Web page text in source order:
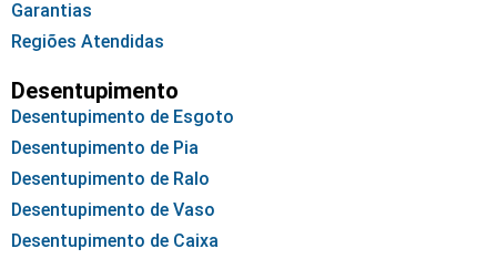
Garantias
Regiões Atendidas
Desentupimento
Desentupimento de Esgoto
Desentupimento de Pia
Desentupimento de Ralo
Desentupimento de Vaso
Desentupimento de Caixa